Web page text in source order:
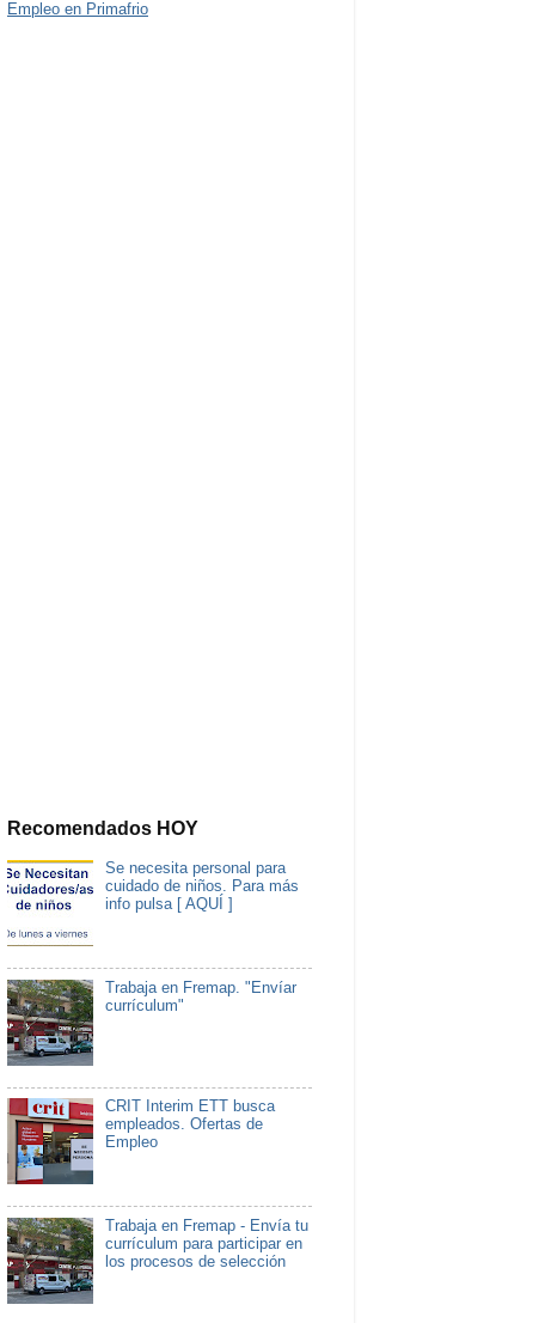
Empleo en Primafrio
Recomendados HOY
Se necesita personal para
cuidado de niños. Para más
info pulsa [ AQUÍ ]
Trabaja en Fremap. "Envíar
currículum"
CRIT Interim ETT busca
empleados. Ofertas de
Empleo
Trabaja en Fremap - Envía tu
currículum para participar en
los procesos de selección